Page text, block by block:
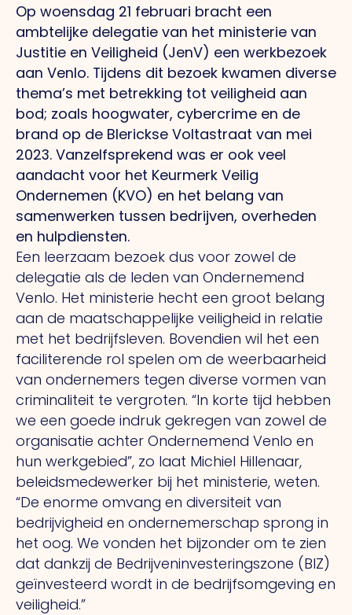
Op woensdag 21 februari bracht een
ambtelijke delegatie van het ministerie van
Justitie en Veiligheid (JenV) een werkbezoek
aan Venlo. Tijdens dit bezoek kwamen diverse
thema’s met betrekking tot veiligheid aan
bod; zoals hoogwater, cybercrime en de
brand op de Blerickse Voltastraat van mei
2023. Vanzelfsprekend was er ook veel
aandacht voor het Keurmerk Veilig
Ondernemen (KVO) en het belang van
samenwerken tussen bedrijven, overheden
en hulpdiensten.
Een leerzaam bezoek dus voor zowel de
delegatie als de leden van Ondernemend
Venlo. Het ministerie hecht een groot belang
aan de maatschappelijke veiligheid in relatie
met het bedrijfsleven. Bovendien wil het een
faciliterende rol spelen om de weerbaarheid
van ondernemers tegen diverse vormen van
criminaliteit te vergroten. “In korte tijd hebben
we een goede indruk gekregen van zowel de
organisatie achter Ondernemend Venlo en
hun werkgebied”, zo laat Michiel Hillenaar,
beleidsmedewerker bij het ministerie, weten.
“De enorme omvang en diversiteit van
bedrijvigheid en ondernemerschap sprong in
het oog. We vonden het bijzonder om te zien
dat dankzij de Bedrijveninvesteringszone (BIZ)
geïnvesteerd wordt in de bedrijfsomgeving en
veiligheid.”